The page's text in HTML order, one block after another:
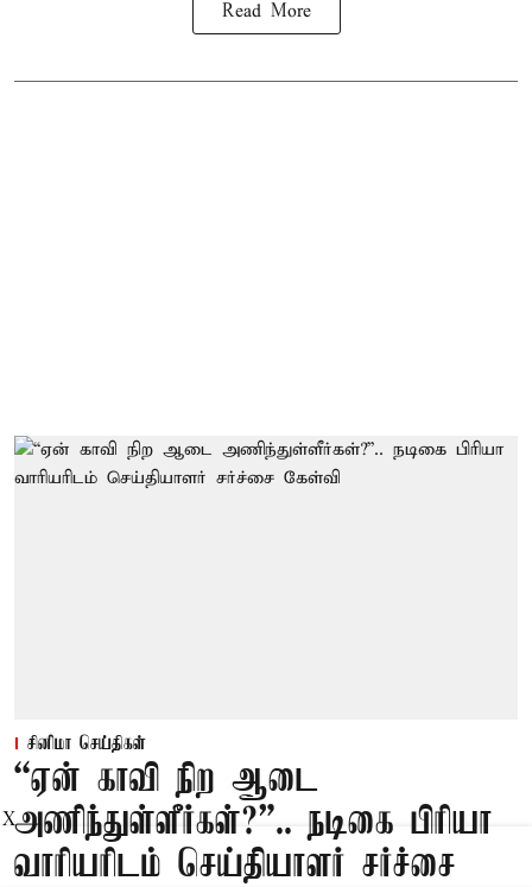
Read More
சினிமா செய்திகள்
“ஏன் காவி நிற ஆடை
அணிந்துள்ளீர்கள்?”.. நடிகை பிரியா
வாரியரிடம் செய்தியாளர் சர்ச்சை
X